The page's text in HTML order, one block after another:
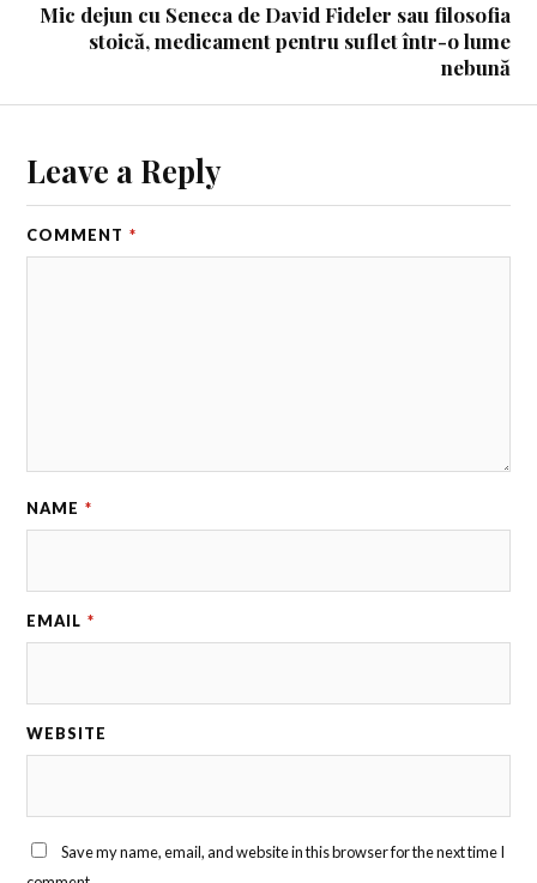
Mic dejun cu Seneca de David Fideler sau filosofia
stoică, medicament pentru suflet într-o lume
nebună
Leave a Reply
COMMENT *
NAME *
EMAIL *
WEBSITE
Save my name, email, and website in this browser for the next time I